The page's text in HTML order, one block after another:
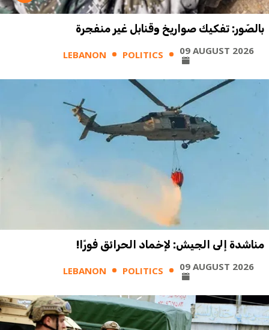
بالصّور: تفكيك صواريخ وقنابل غير منفجرة
LEBANON POLITICS 09 AUGUST 2026
مناشدة إلى الجيش: لإخماد الحرائق فورًا!
LEBANON POLITICS 09 AUGUST 2026